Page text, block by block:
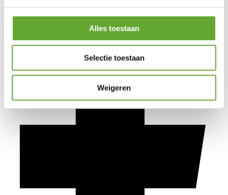
Alles toestaan
Selectie toestaan
Weigeren